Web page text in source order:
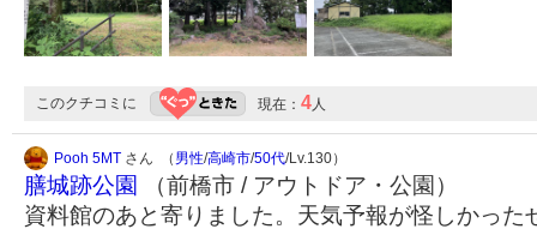
このクチコミに 現在： 4人
Pooh 5MT さん （ 男性/高崎市/50代/Lv.130）
膳城跡公園
（前橋市 / アウトドア・公園）
資料館のあと寄りました。天気予報が怪しかった